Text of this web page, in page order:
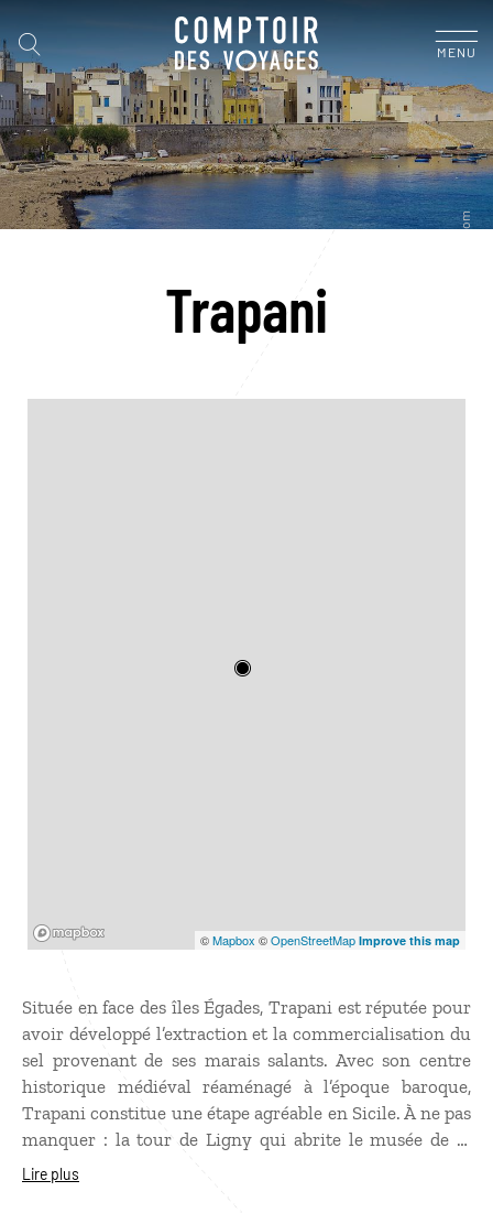
MENU
Trapani
©Mapbox ©OpenStreetMap Improve this map
Située en face des îles Égades, Trapani est réputée pour
avoir développé l’extraction et la commercialisation du
sel provenant de ses marais salants. Avec son centre
historique médiéval réaménagé à l’époque baroque,
Trapani constitue une étape agréable en Sicile. À ne pas
manquer : la tour de Ligny qui abrite le musée de la
Préhistoire et surtout la visite des salines et du moulin
Lire plus